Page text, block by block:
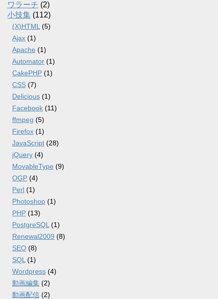
ワラーチ (2)
小技集 (112)
(X)HTML (5)
Ajax (1)
Apache (1)
Automator (1)
CakePHP (1)
CSS (7)
Delicious (1)
Facebook (11)
ffmpeg (5)
Firefox (1)
JavaScript (28)
jQuery (4)
MovableType (9)
OGP (4)
Perl (1)
Photoshop (1)
PHP (13)
PostgreSQL (1)
Renewal2009 (8)
SEO (8)
SQL (1)
Wordpress (4)
動画編集 (2)
動画配信 (2)